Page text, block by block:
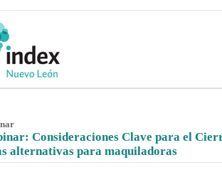
Consideraciones Clave para el
alternativas para maquiladoras